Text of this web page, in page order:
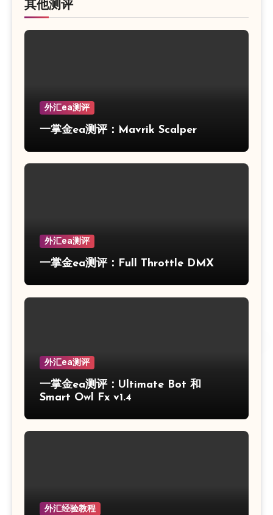
其他测评
外汇ea测评
一掌金ea测评：Mavrik Scalper
外汇ea测评
一掌金ea测评：Full Throttle DMX
外汇ea测评
一掌金ea测评：Ultimate Bot 和
Smart Owl Fx v1.4
外汇经验教程